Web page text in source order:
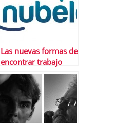
Las nuevas formas de
encontrar trabajo